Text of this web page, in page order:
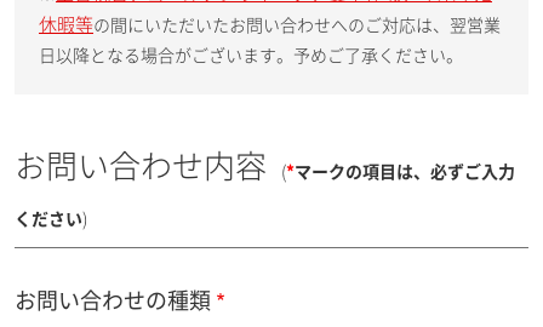
休暇等の間にいただいたお問い合わせへのご対応は、翌営業
日以降となる場合がございます。予めご了承ください。
お問い合わせ内容 (*マークの項目は、必ずご入力
ください)
お問い合わせの種類